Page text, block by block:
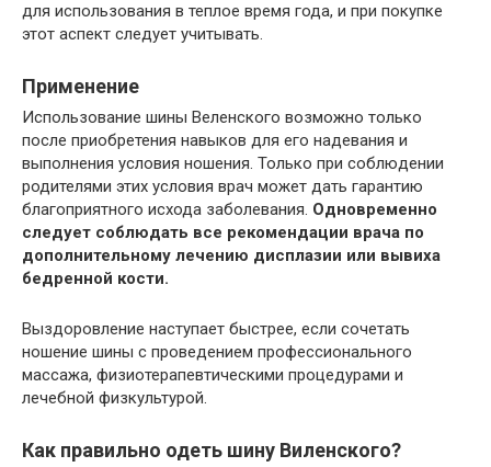
для использования в теплое время года, и при покупке
этот аспект следует учитывать.
Применение
Использование шины Веленского возможно только
после приобретения навыков для его надевания и
выполнения условия ношения. Только при соблюдении
родителями этих условия врач может дать гарантию
благоприятного исхода заболевания. Одновременно
следует соблюдать все рекомендации врача по
дополнительному лечению дисплазии или вывиха
бедренной кости.
Выздоровление наступает быстрее, если сочетать
ношение шины с проведением профессионального
массажа, физиотерапевтическими процедурами и
лечебной физкультурой.
Как правильно одеть шину Виленского?